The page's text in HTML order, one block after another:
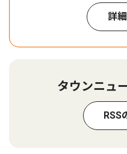
詳
タウンニュ
RSS